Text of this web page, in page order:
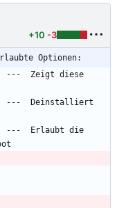
+10 -3
Optionen: